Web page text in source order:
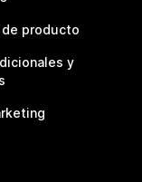
de producto
y